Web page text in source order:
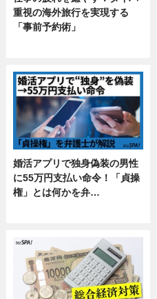
重視の海外旅行を実現する
「事前予約術」
婚活アプリで独身偽装の男性
に55万円支払い命令！「貞操
権」とは何かを弁…